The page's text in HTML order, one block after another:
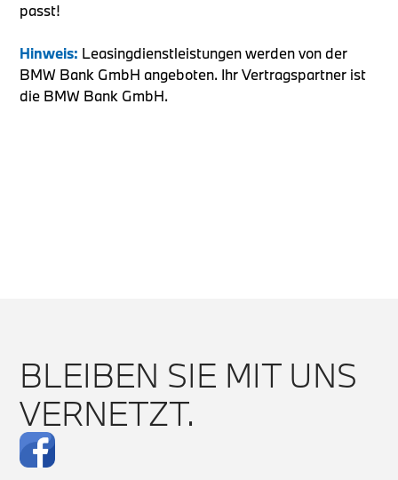
passt!
Hinweis: Leasingdienstleistungen werden von der
BMW Bank GmbH angeboten. Ihr Vertragspartner ist
die BMW Bank GmbH.
BLEIBEN SIE MIT UNS
VERNETZT.